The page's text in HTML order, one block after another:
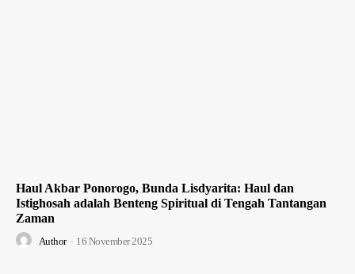
Haul Akbar Ponorogo, Bunda Lisdyarita: Haul dan
Istighosah adalah Benteng Spiritual di Tengah Tantangan
Zaman
Author - 16 November 2025